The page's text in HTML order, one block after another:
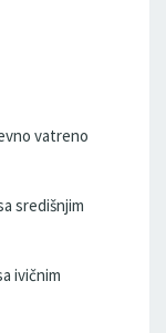
vatreno
središnjim
ivičnim